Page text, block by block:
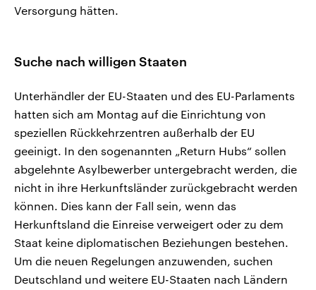
Versorgung hätten.
Suche nach willigen Staaten
Unterhändler der EU-Staaten und des EU-Parlaments
hatten sich am Montag auf die Einrichtung von
speziellen Rückkehrzentren außerhalb der EU
geeinigt. In den sogenannten „Return Hubs“ sollen
abgelehnte Asylbewerber untergebracht werden, die
nicht in ihre Herkunftsländer zurückgebracht werden
können. Dies kann der Fall sein, wenn das
Herkunftsland die Einreise verweigert oder zu dem
Staat keine diplomatischen Beziehungen bestehen.
Um die neuen Regelungen anzuwenden, suchen
Deutschland und weitere EU-Staaten nach Ländern